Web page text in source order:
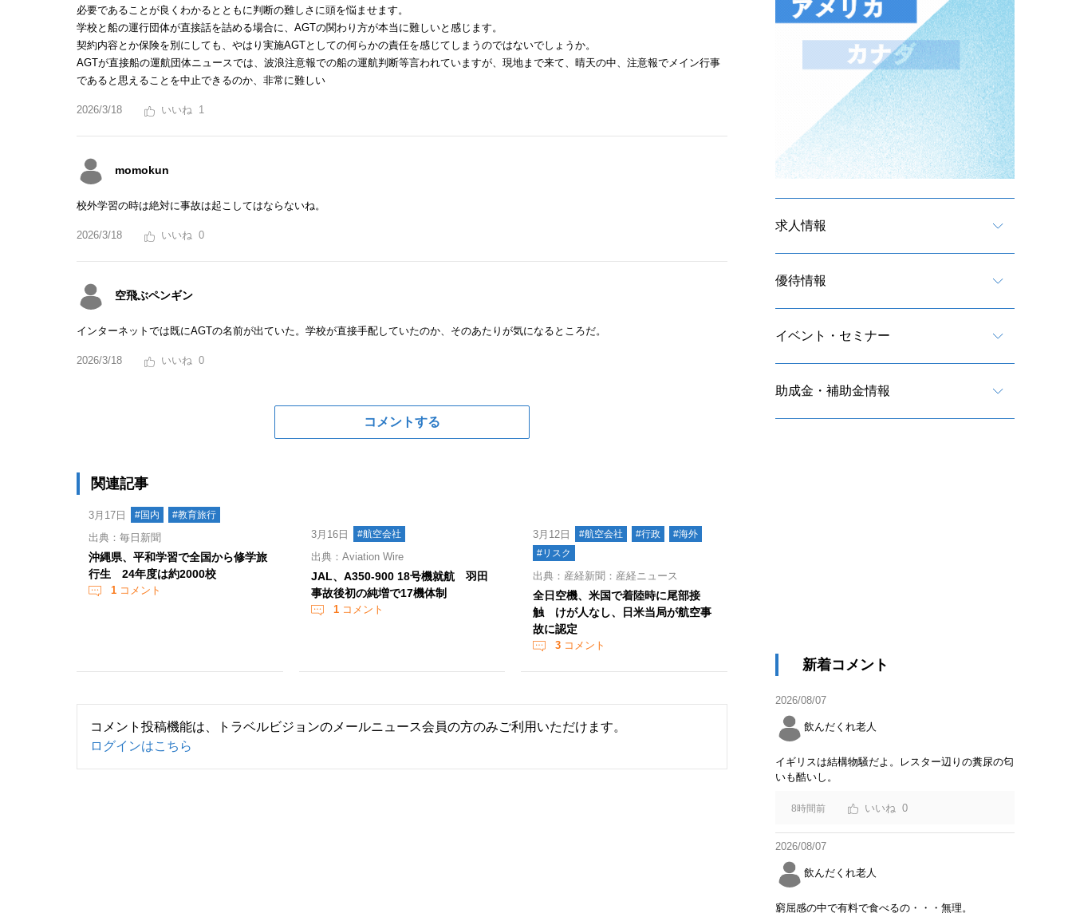
必要であることが良くわかるとともに判断の難しさに頭を悩ませます。
学校と船の運行団体が直接話を詰める場合に、AGTの関わり方が本当に難しいと感じます。
契約内容とか保険を別にしても、やはり実施AGTとしての何らかの責任を感じてしまうのではないでしょうか。
AGTが直接船の運航団体ニュースでは、波浪注意報での船の運航判断等言われていますが、現地まで来て、晴天の中、注意報でメイン行事
であると思えることを中止できるのか、非常に難しい
2026/3/18 1
momokun
校外学習の時は絶対に事故は起こしてはならないね。
2026/3/18 0
空飛ぶペンギン
インターネットでは既にAGTの名前が出ていた。学校が直接手配していたのか、そのあたりが気になるところだ。
2026/3/18 0
コメントする
関連記事
3月17日 #国内 #教育旅行
出典：毎日新聞
沖縄県、平和学習で全国から修学旅
行生 24年度は約2000校
1 コメント
3月16日 #航空会社
出典：Aviation Wire
JAL、A350-900 18号機就航 羽田
事故後初の純増で17機体制
1コメント
3月12日 #航空会社 #行政
#海外
#リスク
出典：産経新聞：産経ニュース
全日空機、米国で着陸時に尾部接
触 けが人なし、日米当局が航空事
故に認定
3 コメント
コメント投稿機能は、トラベルビジョンのメールニュース会員の方のみご利用いただけます。
ログインはこちら
求人情報
優待情報
イベント・セミナー
助成金・補助金情報
新着コメント
2026/08/07
飲んだくれ老人
イギリスは結構物騒だよ。レスター辺りの糞尿の匂
いも酷いし。
8時間前 0
2026/08/07
飲んだくれ老人
窮屈感の中で有料で食べるの・・・無理。